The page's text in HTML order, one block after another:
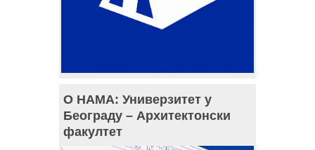
О НАМА: Универзитет у
Београду – Архитектонски
факултет